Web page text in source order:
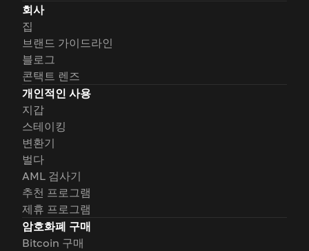
회사
집
브랜드 가이드라인
블로그
콘택트 렌즈
개인적인 사용
지갑
스테이킹
변환기
벌다
AML 검사기
추천 프로그램
제휴 프로그램
암호화폐 구매
Bitcoin 구매